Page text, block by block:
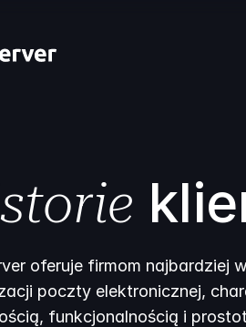
oferuje firmom najbardziej
poczty elektronicznej,
funkcjonalnością i